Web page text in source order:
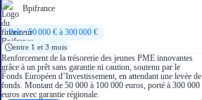
Bpifrance
Prêt : 50 000 € à 300 000 €
entre 1 et 3 mois
Renforcement de la trésorerie des jeunes PME innovantes
grâce à un prêt sans garantie ni caution, soutenu par le
Fonds Européen d’Investissement, en attendant une levée de
fonds. Montant de 50 000 à 100 000 euros, porté à 300 000
euros avec garantie régionale.